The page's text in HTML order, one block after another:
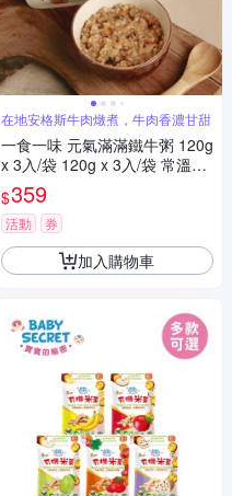
在地安格斯牛肉燉煮，牛肉香濃甘甜
一食一味 元氣滿滿鐵牛粥 120g
x 3入/袋 120g x 3入/袋 常溫粥/
輕食粥/寶寶粥/副食品
$359
活動 券
加入購物車